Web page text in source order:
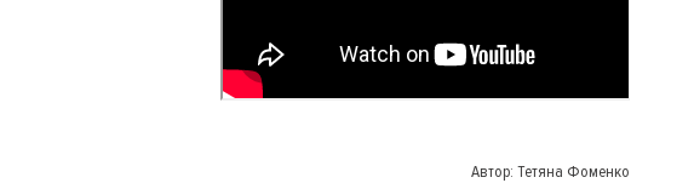
Автор: Тетяна Фоменко